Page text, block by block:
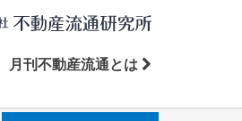
月刊不動産流通とは